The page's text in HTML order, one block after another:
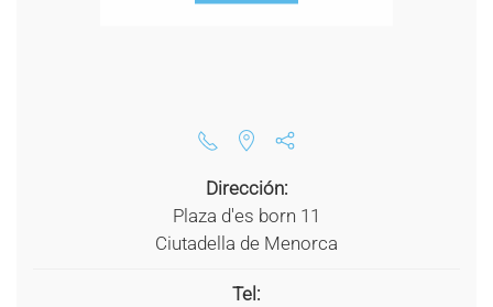
Dirección:
Plaza d'es born 11
Ciutadella de Menorca
Tel: